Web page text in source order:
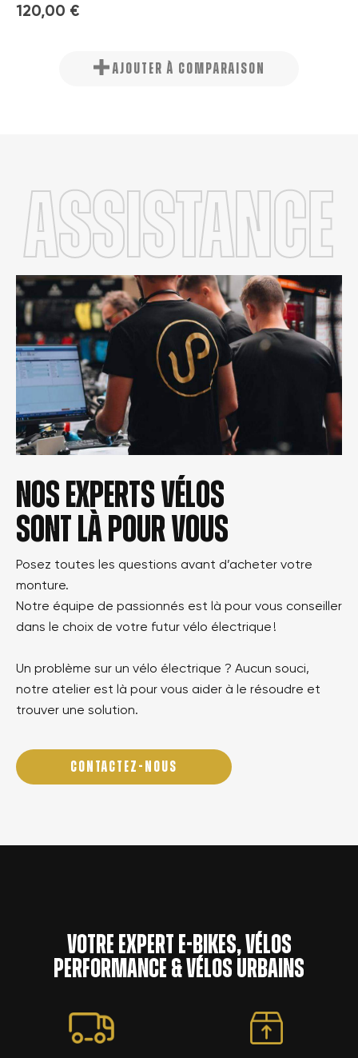
Ajouter à ma liste d'envies ×
Créer une liste d'envies ×
Nom de la liste d'envies
Annuler
Créer une liste d'envies
Connexion ×
Vous devez être connecté pour ajouter des produits à
votre liste d'envies.
Connexion
120,00 €
AJOUTER À COMPARAISON
Assistance
Nos experts vélos
sont là pour vous
Posez toutes les questions avant d’acheter votre
monture.
Notre équipe de passionnés est là pour vous conseiller
dans le choix de votre futur vélo électrique !
Un problème sur un vélo électrique ? Aucun souci,
notre atelier est là pour vous aider à le résoudre et
trouver une solution.
CONTACTEZ-NOUS
Votre expert e-bikes, vélos
performance & vélos urbains